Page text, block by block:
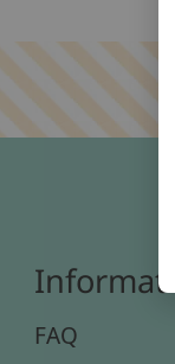
FAQ